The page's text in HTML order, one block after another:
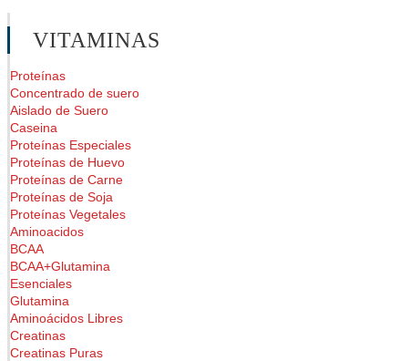
VITAMINAS
Proteínas
Concentrado de suero
Aislado de Suero
Caseina
Proteínas Especiales
Proteínas de Huevo
Proteínas de Carne
Proteínas de Soja
Proteínas Vegetales
Aminoacidos
BCAA
BCAA+Glutamina
Esenciales
Glutamina
Aminoácidos Libres
Creatinas
Creatinas Puras